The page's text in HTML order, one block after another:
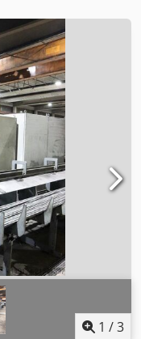
1 /3